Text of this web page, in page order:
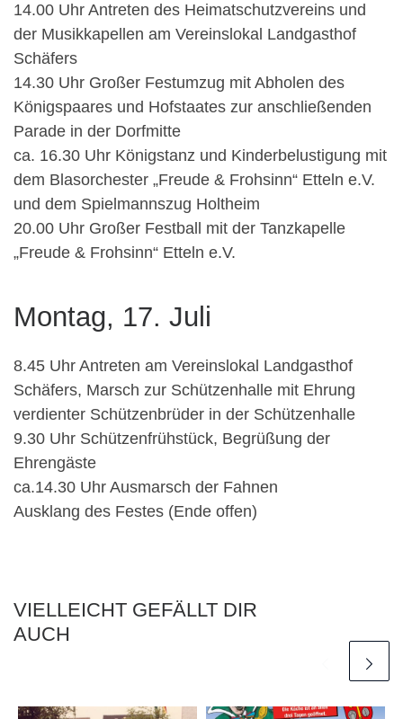
14.00 Uhr Antreten des Heimatschutzvereins und
der Musikkapellen am Vereinslokal Landgasthof
Schäfers
14.30 Uhr Großer Festumzug mit Abholen des
Königspaares und Hofstaates zur anschließenden
Parade in der Dorfmitte
ca. 16.30 Uhr Königstanz und Kinderbelustigung mit
dem Blasorchester „Freude & Frohsinn“ Etteln e.V.
und dem Spielmannszug Holtheim
20.00 Uhr Großer Festball mit der Tanzkapelle
„Freude & Frohsinn“ Etteln e.V.
Montag, 17. Juli
8.45 Uhr Antreten am Vereinslokal Landgasthof
Schäfers, Marsch zur Schützenhalle mit Ehrung
verdienter Schützenbrüder in der Schützenhalle
9.30 Uhr Schützenfrühstück, Begrüßung der
Ehrengäste
ca.14.30 Uhr Ausmarsch der Fahnen
Ausklang des Festes (Ende offen)
VIELLEICHT GEFÄLLT DIR
AUCH